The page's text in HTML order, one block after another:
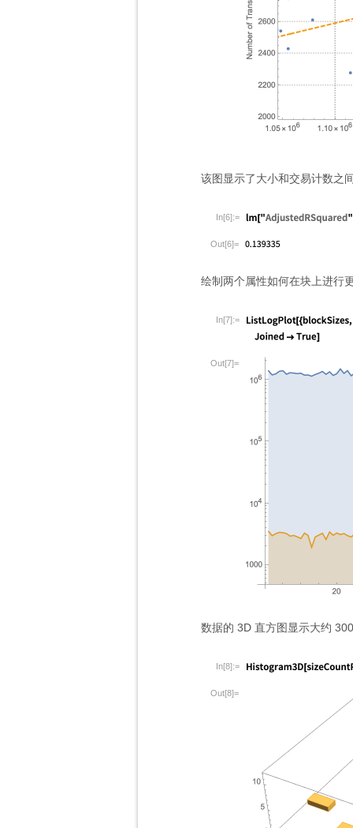
该图显示了大小和交易计数之
In[6]:=
Out[6]=
绘制两个属性如何在块上进行
In[7]:=
Out[7]=
数据的 3D 直方图显示大约
In[8]:=
Out[8]=